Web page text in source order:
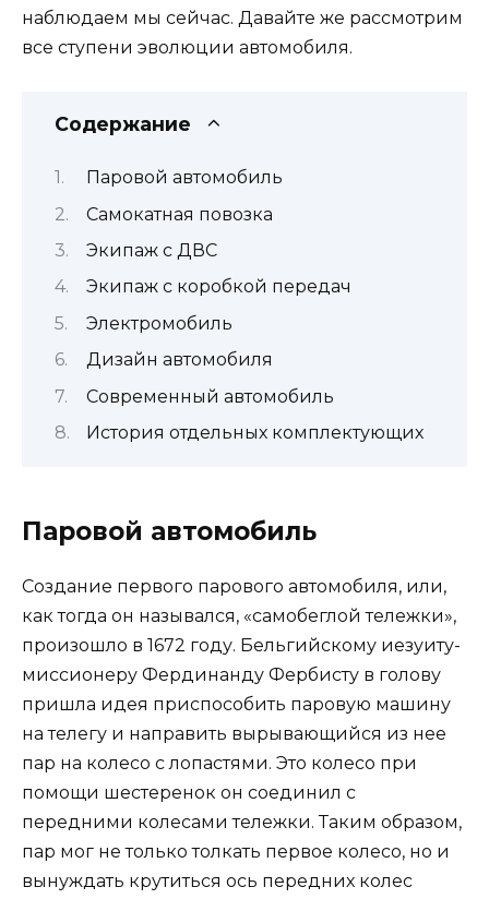
наблюдаем мы сейчас. Давайте же рассмотрим
все ступени эволюции автомобиля.
Содержание
Паровой автомобиль
Самокатная повозка
Экипаж с ДВС
Экипаж с коробкой передач
Электромобиль
Дизайн автомобиля
Современный автомобиль
История отдельных комплектующих
Паровой автомобиль
Создание первого парового автомобиля, или,
как тогда он назывался, «самобеглой тележки»,
произошло в 1672 году. Бельгийскому иезуиту-
миссионеру Фердинанду Фербисту в голову
пришла идея приспособить паровую машину
на телегу и направить вырывающийся из нее
пар на колесо с лопастями. Это колесо при
помощи шестеренок он соединил с
передними колесами тележки. Таким образом,
пар мог не только толкать первое колесо, но и
вынуждать крутиться ось передних колес